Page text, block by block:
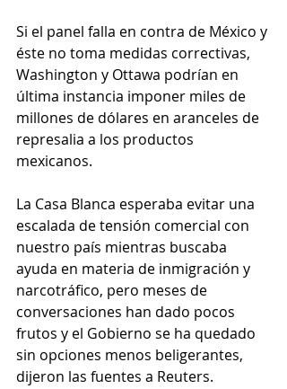
Si el panel falla en contra de México y
éste no toma medidas correctivas,
Washington y Ottawa podrían en
última instancia imponer miles de
millones de dólares en aranceles de
represalia a los productos
mexicanos.
La Casa Blanca esperaba evitar una
escalada de tensión comercial con
nuestro país mientras buscaba
ayuda en materia de inmigración y
narcotráfico, pero meses de
conversaciones han dado pocos
frutos y el Gobierno se ha quedado
sin opciones menos beligerantes,
dijeron las fuentes a Reuters.